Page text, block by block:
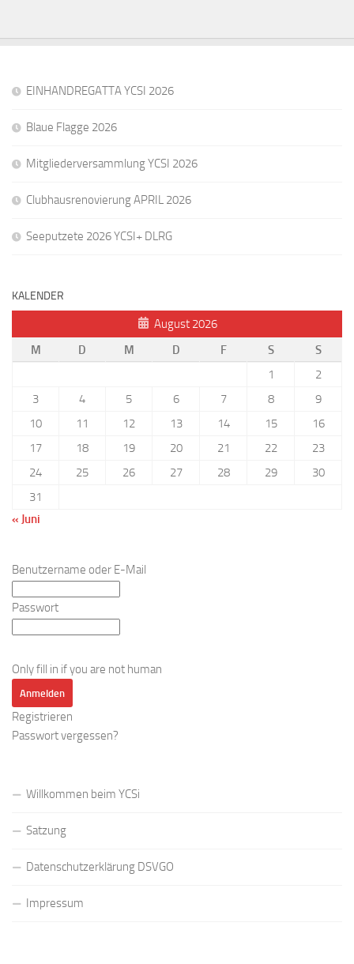
EINHANDREGATTA YCSI 2026
Blaue Flagge 2026
Mitgliederversammlung YCSI 2026
Clubhausrenovierung APRIL 2026
Seeputzete 2026 YCSI+ DLRG
KALENDER
August 2026
M
D M D F S
S
1
2
3
4 5 6 7 8
9
10
11 12 13 14 15
16
17
18 19 20 21 22
23
24
25 26 27 28 29
30
31
« Juni
Benutzername oder E-Mail
Passwort
Only fill in if you are not human
Registrieren
Passwort vergessen?
Willkommen beim YCSi
Satzung
Datenschutzerklärung DSVGO
Impressum